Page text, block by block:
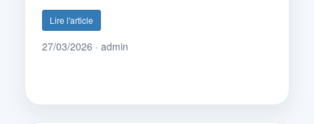
Lire l'article
27/03/2026 · admin